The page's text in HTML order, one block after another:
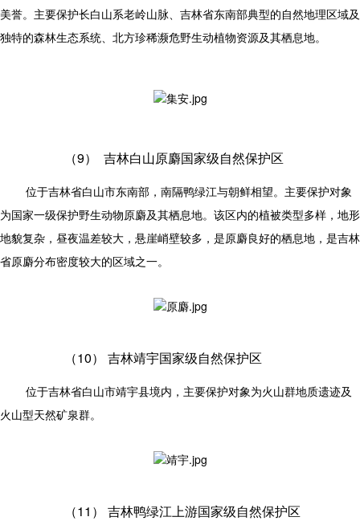
美誉。主要保护长白山系老岭山脉、吉林省东南部典型的自然地理区域及
独特的森林生态系统、北方珍稀濒危野生动植物资源及其栖息地。
（9） 吉林白山原麝国家级自然保护区
位于吉林省白山市东南部，南隔鸭绿江与朝鲜相望。主要保护对象
为国家一级保护野生动物原麝及其栖息地。该区内的植被类型多样，地形
地貌复杂，昼夜温差较大，悬崖峭壁较多，是原麝良好的栖息地，是吉林
省原麝分布密度较大的区域之一。
（10） 吉林靖宇国家级自然保护区
位于吉林省白山市靖宇县境内，主要保护对象为火山群地质遗迹及
火山型天然矿泉群。
（11） 吉林鸭绿江上游国家级自然保护区